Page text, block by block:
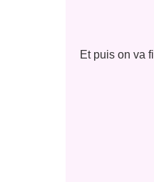
Et puis on va